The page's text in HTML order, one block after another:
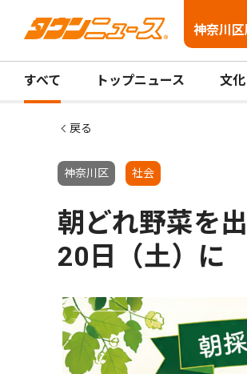
神奈川
すべて トップニュース 文化
戻る
神奈川区 社会
朝どれ野菜を
20日（土）に